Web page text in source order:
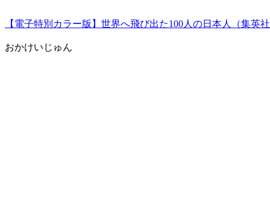
【電子特別カラー版】世界へ飛び出た100人の日本人（集英
おかけいじゅん